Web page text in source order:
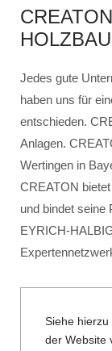
HOLZBAU
Jedes gute
haben uns für
entschieden.
Anlagen.
Wertingen in
CREATON
und bindet seine
EYRICH-
Siehe
der Website